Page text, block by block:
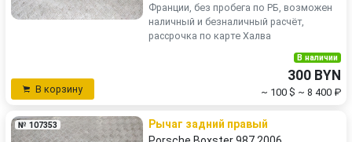
Франции, без пробега по РБ, возможен
наличный и безналичный расчёт,
рассрочка по карте Халва
В корзину
В наличии
300 BYN
~ 100 $ ~ 8 400 ₽
№ 107353
Рычаг задний правый